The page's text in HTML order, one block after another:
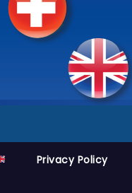
Privacy Policy